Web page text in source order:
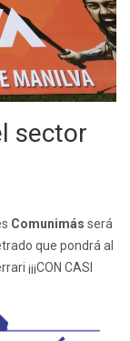
sector
Comunimás será
que pondrá al
¡¡¡CON CASI